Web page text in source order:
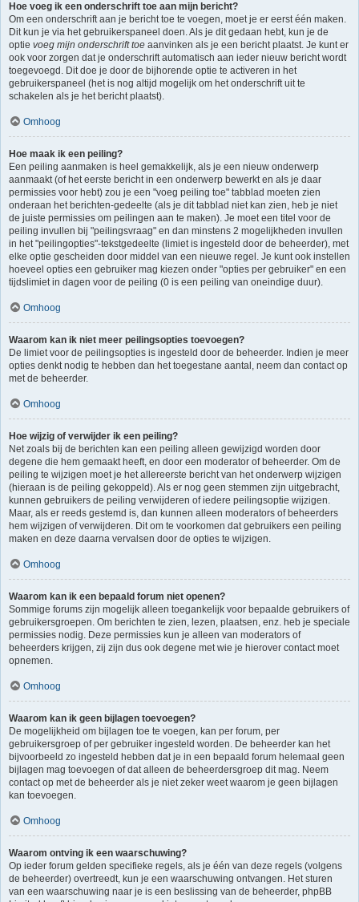
Hoe voeg ik een onderschrift toe aan mijn bericht?
Om een onderschrift aan je bericht toe te voegen, moet je er eerst één maken.
Dit kun je via het gebruikerspaneel doen. Als je dit gedaan hebt, kun je de
optie voeg mijn onderschrift toe aanvinken als je een bericht plaatst. Je kunt er
ook voor zorgen dat je onderschrift automatisch aan ieder nieuw bericht wordt
toegevoegd. Dit doe je door de bijhorende optie te activeren in het
gebruikerspaneel (het is nog altijd mogelijk om het onderschrift uit te
schakelen als je het bericht plaatst).
Omhoog
Hoe maak ik een peiling?
Een peiling aanmaken is heel gemakkelijk, als je een nieuw onderwerp
aanmaakt (of het eerste bericht in een onderwerp bewerkt en als je daar
permissies voor hebt) zou je een "voeg peiling toe" tabblad moeten zien
onderaan het berichten-gedeelte (als je dit tabblad niet kan zien, heb je niet
de juiste permissies om peilingen aan te maken). Je moet een titel voor de
peiling invullen bij "peilingsvraag" en dan minstens 2 mogelijkheden invullen
in het "peilingopties"-tekstgedeelte (limiet is ingesteld door de beheerder), met
elke optie gescheiden door middel van een nieuwe regel. Je kunt ook instellen
hoeveel opties een gebruiker mag kiezen onder "opties per gebruiker" en een
tijdslimiet in dagen voor de peiling (0 is een peiling van oneindige duur).
Omhoog
Waarom kan ik niet meer peilingsopties toevoegen?
De limiet voor de peilingsopties is ingesteld door de beheerder. Indien je meer
opties denkt nodig te hebben dan het toegestane aantal, neem dan contact op
met de beheerder.
Omhoog
Hoe wijzig of verwijder ik een peiling?
Net zoals bij de berichten kan een peiling alleen gewijzigd worden door
degene die hem gemaakt heeft, en door een moderator of beheerder. Om de
peiling te wijzigen moet je het allereerste bericht van het onderwerp wijzigen
(hieraan is de peiling gekoppeld). Als er nog geen stemmen zijn uitgebracht,
kunnen gebruikers de peiling verwijderen of iedere peilingsoptie wijzigen.
Maar, als er reeds gestemd is, dan kunnen alleen moderators of beheerders
hem wijzigen of verwijderen. Dit om te voorkomen dat gebruikers een peiling
maken en deze daarna vervalsen door de opties te wijzigen.
Omhoog
Waarom kan ik een bepaald forum niet openen?
Sommige forums zijn mogelijk alleen toegankelijk voor bepaalde gebruikers of
gebruikersgroepen. Om berichten te zien, lezen, plaatsen, enz. heb je speciale
permissies nodig. Deze permissies kun je alleen van moderators of
beheerders krijgen, zij zijn dus ook degene met wie je hierover contact moet
opnemen.
Omhoog
Waarom kan ik geen bijlagen toevoegen?
De mogelijkheid om bijlagen toe te voegen, kan per forum, per
gebruikersgroep of per gebruiker ingesteld worden. De beheerder kan het
bijvoorbeeld zo ingesteld hebben dat je in een bepaald forum helemaal geen
bijlagen mag toevoegen of dat alleen de beheerdersgroep dit mag. Neem
contact op met de beheerder als je niet zeker weet waarom je geen bijlagen
kan toevoegen.
Omhoog
Waarom ontving ik een waarschuwing?
Op ieder forum gelden specifieke regels, als je één van deze regels (volgens
de beheerder) overtreedt, kun je een waarschuwing ontvangen. Het sturen
van een waarschuwing naar je is een beslissing van de beheerder, phpBB